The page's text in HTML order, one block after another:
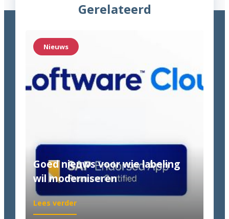
Gerelateerd
Nieuws
Goed nieuws voor wie labeling
wil moderniseren
Lees verder:
Goed